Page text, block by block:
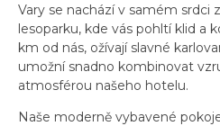
Vary se nachází v samém srdci
lesoparku, kde vás pohltí klid a
km od nás, ožívají slavné
umožní snadno kombinovat
atmosférou našeho hotelu.
Naše moderně vybavené